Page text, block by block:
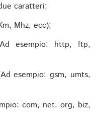
caratteri;
Mhz, ecc);
esempio: http, ftp,
esempio: gsm, umts,
com, net, org, biz,